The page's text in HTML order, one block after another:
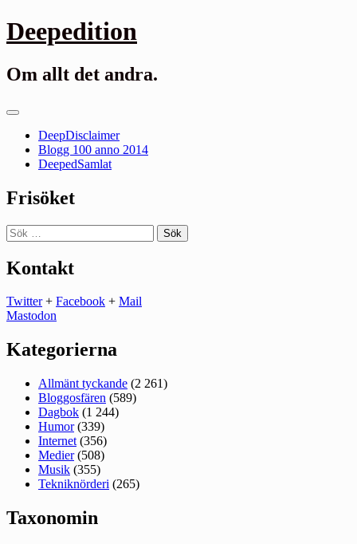
Gå
till
Deepedition
Om allt det andra.
Primär
DeepDisclaimer
Blogg 100 anno 2014
DeepedSamlat
Frisöket
Sök
efter:
Kontakt
Twitter+ Facebook + Mail
Mastodon
Kategorierna
Allmänt tyckande (2 261)
Bloggosfären (589)
Dagbok (1 244)
Humor(339)
Internet (356)
Medier(508)
Musik (355)
Tekniknörderi (265)
Taxonomin